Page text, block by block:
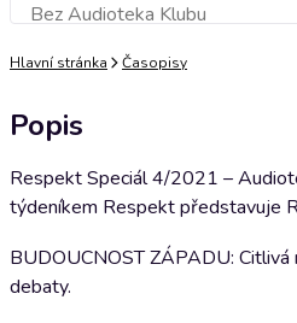
Bez Audioteka KlubuPřidat do
Hlavní stránka Časopisy
Popis
Respekt Speciál 4/2021 –
týdeníkem Respekt představuje
BUDOUCNOST ZÁPADU:
debaty.